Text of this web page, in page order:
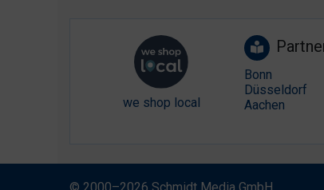
we shop local
Bonn
Düsseldorf
Aachen